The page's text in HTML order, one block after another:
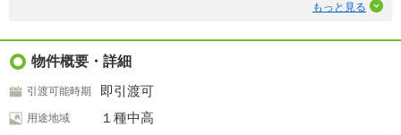
◎広々バルコニーでお洗濯が一度にたくさん干せて快適！
◎カースペースは2台並列駐車可能♪
＊＊充実の周辺環境＊＊
◎不二が丘小学校…歩10分、名取市立第一中学校…歩12分
◎ローソン…歩2分、ヨークベニマル…歩11分、ドラッグストアモリ…歩10
分
もっと見る
物件概要・詳細
引渡可能時期 即引渡可
用途地域 １種中高